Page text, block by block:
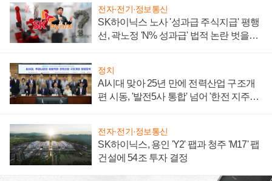
전자·전기·정보통신
SK하이닉스 노사 '성과급 주식지급' 평행
선, 곽노정 'N% 성과급' 법적 논란 벗을지
정치
AI시대 맞아 25년 만에 전력산업 구조개
편 시동, '발전5사 통합' 넘어 '한전 지주사'
전자·전기·정보통신
SK하이닉스, 용인 'Y2' 팹과 청주 'M17' 팹
건설에 54조 투자 결정